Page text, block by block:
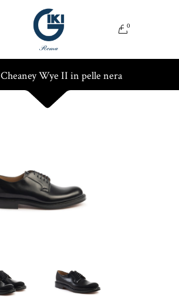
0
Cheaney Wye II in pelle nera